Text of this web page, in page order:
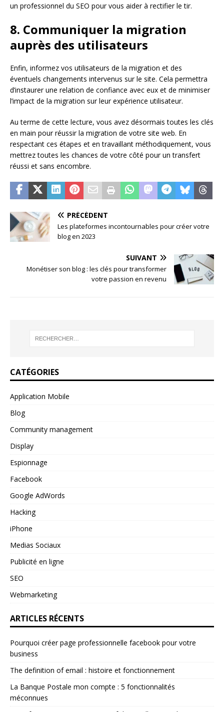
un professionnel du SEO pour vous aider à rectifier le tir.
8. Communiquer la migration
auprès des utilisateurs
Enfin, informez vos utilisateurs de la migration et des
éventuels changements intervenus sur le site. Cela permettra
d’instaurer une relation de confiance avec eux et de minimiser
l’impact de la migration sur leur expérience utilisateur.
Au terme de cette lecture, vous avez désormais toutes les clés
en main pour réussir la migration de votre site web. En
respectant ces étapes et en travaillant méthodiquement, vous
mettrez toutes les chances de votre côté pour un transfert
réussi et sans encombre.
PRÉCÉDENT
Les plateformes incontournables pour créer votre
blog en 2023
SUIVANT
Monétiser son blog : les clés pour transformer
votre passion en revenu
CATÉGORIES
Application Mobile
Blog
Community management
Display
Espionnage
Facebook
Google AdWords
Hacking
iPhone
Medias Sociaux
Publicité en ligne
SEO
Webmarketing
ARTICLES RÉCENTS
Pourquoi créer page professionnelle facebook pour votre
business
The definition of email : histoire et fonctionnement
La Banque Postale mon compte : 5 fonctionnalités
méconnues